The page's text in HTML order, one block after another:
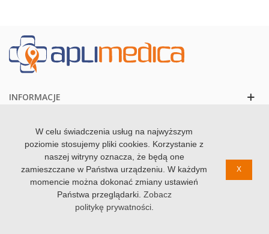
INFORMACJE
KONTAKT
© 2020 Zdrowolandia. Wszystkie prawa zastzrezone
W celu świadczenia usług na najwyższym
poziomie stosujemy pliki cookies. Korzystanie z
naszej witryny oznacza, że będą one
zamieszczane w Państwa urządzeniu. W każdym
momencie można dokonać zmiany ustawień
Państwa przeglądarki. Zobacz
politykę prywatności.
X